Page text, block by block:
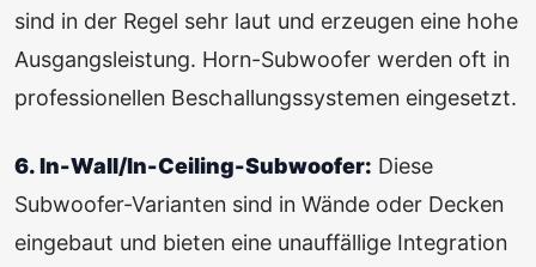
sind in der Regel sehr laut und erzeugen eine hohe
Ausgangsleistung. Horn-Subwoofer werden oft in
professionellen Beschallungssystemen eingesetzt.
6. In-Wall/In-Ceiling-Subwoofer: Diese
Subwoofer-Varianten sind in Wände oder Decken
eingebaut und bieten eine unauffällige Integration